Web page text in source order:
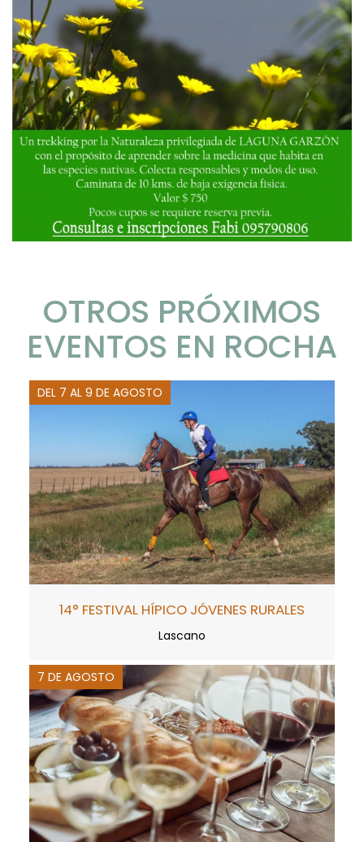
OTROS PRÓXIMOS
EVENTOS EN ROCHA
DEL 7 AL 9 DE AGOSTO
14° FESTIVAL HÍPICO JÓVENES RURALES
Lascano
7 DE AGOSTO